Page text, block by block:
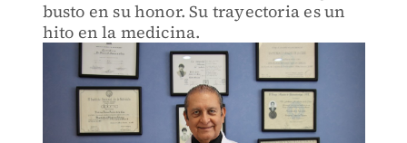
busto en su honor. Su trayectoria es un
hito en la medicina.